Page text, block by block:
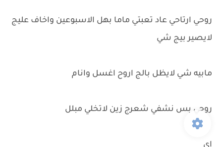
روحي ارتاحي عاد تعبتي ماما بهل الاسبوعين واخاف عليج
لايصير بيج شي
مابيه شي لايظل بالج اروح اغسل وانام
روحي بس نشفي شعرج زين لاتخلي مبلل
اي